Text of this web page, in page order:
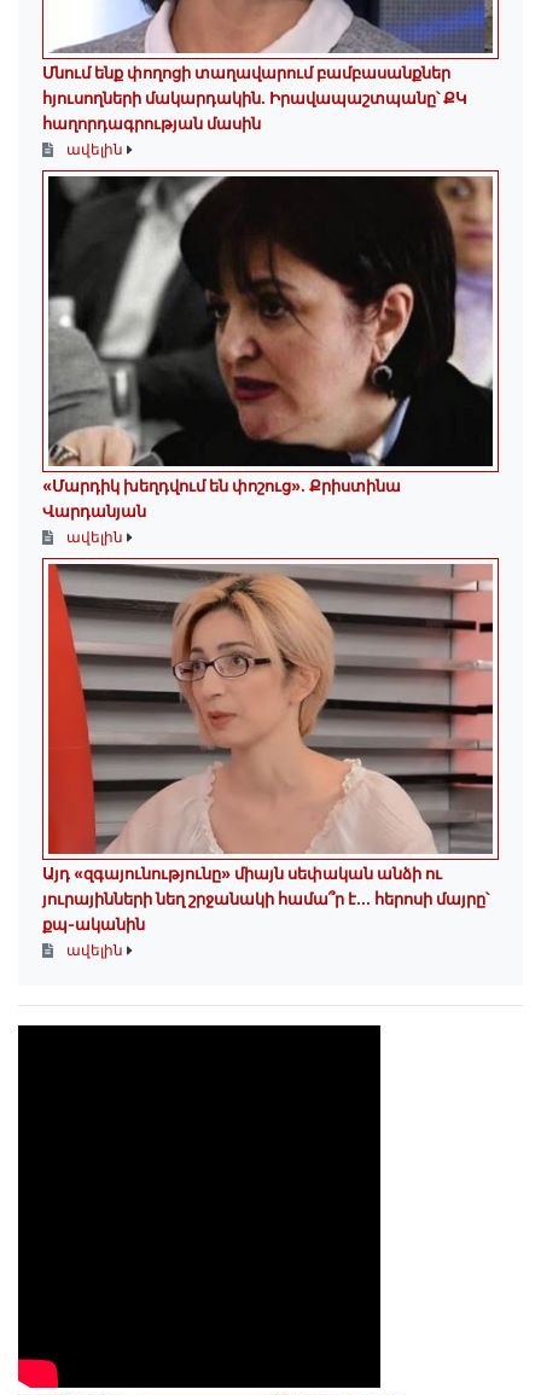
Մնում ենք փողոցի տաղավարում բամբասանքներ
հյուսողների մակարդակին․ Իրավապաշտպանը՝ ՔԿ
հաղորդագրության մասին
ավելին
«Մարդիկ խեղդվում են փոշուց»․ Քրիստինա
Վարդանյան
ավելին
Այդ «զգայունությունը» միայն սեփական անձի ու
յուրայինների նեղ շրջանակի համա՞ր է․․․ հերոսի մայրը՝
քպ-ականին
ավելին